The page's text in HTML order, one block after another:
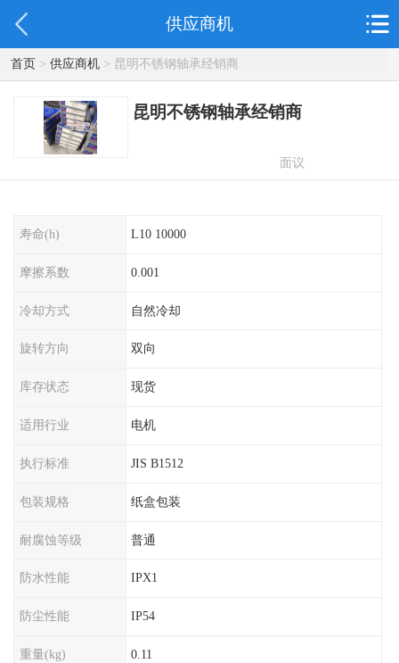
供应商机
首页> 供应商机> 昆明不锈钢轴承经销商
昆明不锈钢轴承经销商
面议
寿命(h) L10 10000
摩擦系数 0.001
冷却方式 自然冷却
旋转方向 双向
库存状态 现货
适用行业 电机
执行标准 JIS B1512
包装规格 纸盒包装
耐腐蚀等级 普通
防水性能 IPX1
防尘性能 IP54
重量(kg) 0.11